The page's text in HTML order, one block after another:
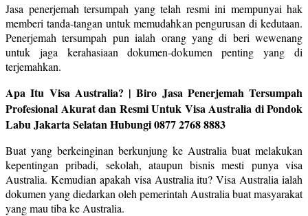
Jasa penerjemah tersumpah yang telah resmi ini mempunyai hak
memberi tanda-tangan untuk memudahkan pengurusan di kedutaan.
Penerjemah tersumpah pun ialah orang yang di beri wewenang
untuk jaga kerahasiaan dokumen-dokumen penting yang di
terjemahkan.
Apa Itu Visa Australia? | Biro Jasa Penerjemah Tersumpah
Profesional Akurat dan Resmi Untuk Visa Australia di Pondok
Labu Jakarta Selatan Hubungi 0877 2768 8883
Buat yang berkeinginan berkunjung ke Australia buat melakukan
kepentingan pribadi, sekolah, ataupun bisnis mesti punya visa
Australia. Kemudian apakah visa Australia itu? Visa Australia ialah
dokumen yang diedarkan oleh pemerintah Australia buat masyarakat
yang mau tiba ke Australia.